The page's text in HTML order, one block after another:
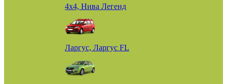
4х4, Нива Легенд
Ларгус, Ларгус FL